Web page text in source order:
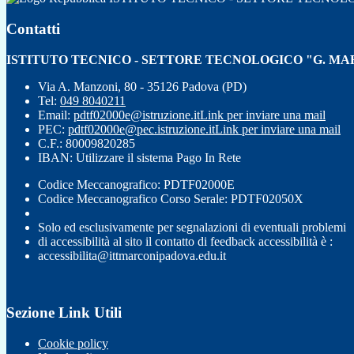
Contatti
ISTITUTO TECNICO - SETTORE TECNOLOGICO "G.
Via A. Manzoni, 80 - 35126 Padova (PD)
Tel: 049 8040211
Email: pdtf02000e@istruzione.itLink per inviare una mail
PEC: pdtf02000e@pec.istruzione.itLink per inviare una mail
C.F.: 80009820285
IBAN: Utilizzare il sistema Pago In Rete
Codice Meccanografico: PDTF02000E
Codice Meccanografico Corso Serale: PDTF02050X
Solo ed esclusivamente per segnalazioni di eventuali problemi
di accessibilità al sito il contatto di feedback accessibilità è :
accessibilita@ittmarconipadova.edu.it
Sezione Link Utili
Cookie policy